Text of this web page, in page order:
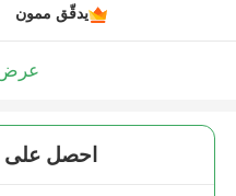
يدقّق ممون
عرض
احصل